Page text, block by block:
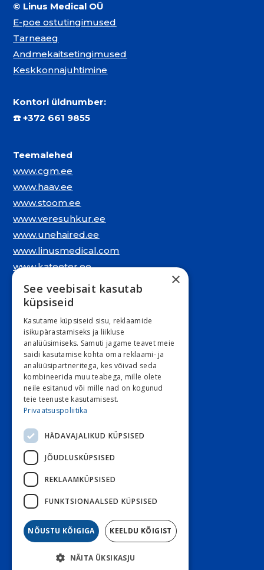
© Linus Medical OÜ
E-poe ostutingimused
Tarneaeg
Andmekaitsetingimused
Keskkonnajuhtimine
Kontori üldnumber:
☎️+372 661 9855
Teemalehed
www.cgm.ee
www.haav.ee
www.stoom.ee
www.veresuhkur.ee
www.unehaired.ee
www.linusmedical.com
www.kateeter.ee
Juriidiline aadress:
Narva mnt. 5, 10117 Tallinn
REG: 11548994
KMKR: EE101263526
Kontori e-post
E 9:00 – 16:30 R 9:00 – 15:30
L ja P suletud
Klienditeenindus
Stoom800 3030
Diabeet800 7070
Diabeet e-post
Stoom e-post
Tagasiside küsitlus!
×
See veebisait kasutab
küpsiseid
Kasutame küpsiseid sisu, reklaamide
isikupärastamiseks ja liikluse
analüüsimiseks. Samuti jagame teavet meie
saidi kasutamise kohta oma reklaami- ja
analüüsipartneritega, kes võivad seda
kombineerida muu teabega, mille olete
neile esitanud või mille nad on kogunud
teie teenuste kasutamisest.
Privaatsuspoliitika
HÄDAVAJALIKUD KÜPSISED
JÕUDLUSKÜPSISED
REKLAAMKÜPSISED
FUNKTSIONAALSED KÜPSISED
NÕUSTU KÕIGIGA KEELDU KÕIGIST
NÄITA ÜKSIKASJU